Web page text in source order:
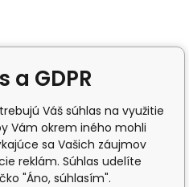
a GDPR
Váš súhlas na využitie
Vám okrem iného mohli
sa Vašich záujmov
reklám. Súhlas udelíte
"Áno, súhlasím".